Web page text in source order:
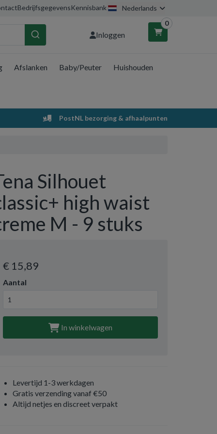
BedrijfsgegevensKennisbank Nederlands
Inloggen
0
Uw winkelwagen is leeg.
Vul hem met producten.
Afslanken Baby/Peuter Huishouden
PostNL bezorging & afhaalpunten
Silhouet
high waist
M - 9 stuks
€ 15,89
Aantal
In winkelwagen
Levertijd 1-3 werkdagen
Gratis verzending vanaf €50
Altijd netjes en discreet verpakt